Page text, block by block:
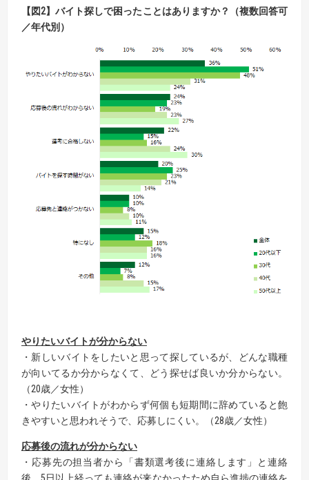
【 図2】バイト探しで困ったことはありますか？（複数回答可
／年代別）
やりたいバイトが分からない
・新しいバイトをしたいと思って探しているが、どんな職種
が向いてるか分からなくて、どう探せば良いか分からない。
（20歳／女性）
・やりたいバイトがわからず何個も短期間に辞めていると飽
きやすいと思われそうで、応募しにくい。（28歳／女性）
応募後の流れが分からない
・応募先の担当者から「書類選考後に連絡します」と連絡
後、5日以上経っても連絡が来なかったため自ら進捗の連絡を